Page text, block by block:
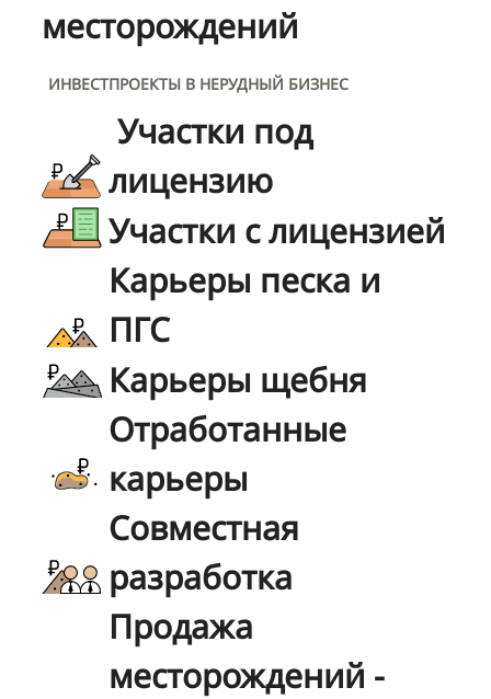
месторождений
ИНВЕСТПРОЕКТЫ В НЕРУДНЫЙ БИЗНЕС
Участки под
лицензию
Участки с лицензией
Карьеры песка и
ПГС
Карьеры щебня
Отработанные
карьеры
Совместная
разработка
Продажа
месторождений -